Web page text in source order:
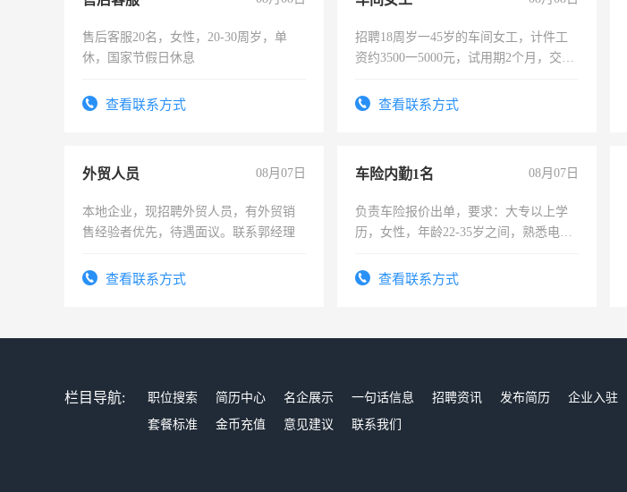
售后客服20名，女性，20-30周岁，单
休，国家节假日休息
查看联系方式
招聘18周岁一45岁的车间女工，计件工
资约3500一5000元，试用期2个月，交五
查看联系方式
外贸人员 08月07日
本地企业，现招聘外贸人员，有外贸销
售经验者优先，待遇面议。联系郭经理
查看联系方式
车险内勤1名 08月07日
负责车险报价出单，要求：大专以上学
历，女性，年龄22-35岁之间，熟悉电脑
试用期1-3个月，转正后交纳五险，
查看联系方式
栏目导航: 职位搜索 简历中心 名企展示 一句话信息 招聘资讯 发布简历 企业入驻
套餐标准
金币充值 意见建议 联系我们